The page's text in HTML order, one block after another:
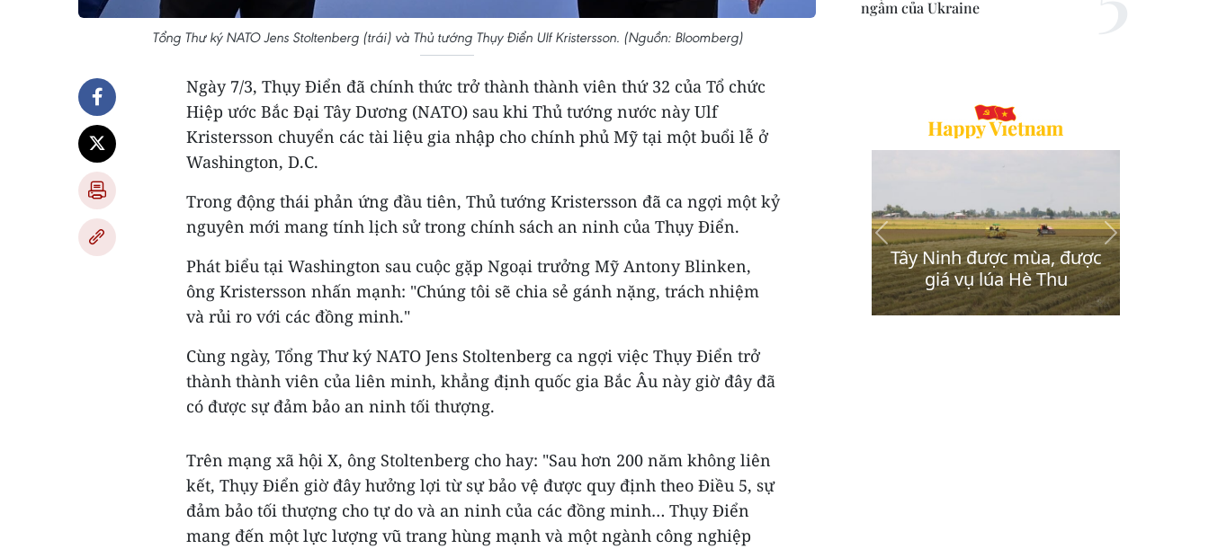
Tổng Thư ký NATO Jens Stoltenberg (trái) và Thủ tướng Thụy Điển Ulf Kristersson. (Nguồn: Bloomberg)
Ngày 7/3, Thụy Điển đã chính thức trở thành thành viên thứ 32 của Tổ chức
Hiệp ước Bắc Đại Tây Dương (NATO) sau khi Thủ tướng nước này Ulf
Kristersson chuyển các tài liệu gia nhập cho chính phủ Mỹ tại một buổi lễ ở
Washington, D.C.
Trong động thái phản ứng đầu tiên, Thủ tướng Kristersson đã ca ngợi một kỷ
nguyên mới mang tính lịch sử trong chính sách an ninh của Thụy Điển.
Phát biểu tại Washington sau cuộc gặp Ngoại trưởng Mỹ Antony Blinken,
ông Kristersson nhấn mạnh: "Chúng tôi sẽ chia sẻ gánh nặng, trách nhiệm
và rủi ro với các đồng minh."
Cùng ngày, Tổng Thư ký NATO Jens Stoltenberg ca ngợi việc Thụy Điển trở
thành thành viên của liên minh, khẳng định quốc gia Bắc Âu này giờ đây đã
có được sự đảm bảo an ninh tối thượng.
Trên mạng xã hội X, ông Stoltenberg cho hay: "Sau hơn 200 năm không liên
kết, Thụy Điển giờ đây hưởng lợi từ sự bảo vệ được quy định theo Điều 5, sự
đảm bảo tối thượng cho tự do và an ninh của các đồng minh… Thụy Điển
mang đến một lực lượng vũ trang hùng mạnh và một ngành công nghiệp
ngầm của Ukraine